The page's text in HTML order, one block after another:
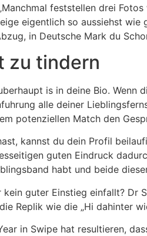
feststellen drei
eigentlich so aussiehst
in Deutsche Mark du
zu tindern
is in deine Bio.
alle deiner
potenziellen Match den
kannst du dein Profil
guten Eindruck
habt und beide
guter Einstieg einfallt? Dr
Replik wie die „Hi dahinter
in Swipe hat resultieren,